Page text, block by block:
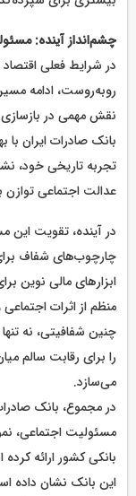
چشم‌انداز آینده:
در شرایط فعلی اقتصاد
روبه‌روست، ادامه
نقش مهمی در بازسازی
بانک صادرات ایران
تجربه تاریخی خود،
عدالت اجتماعی توازن
در آینده، تقویت این
چارچوب‌های شفاف
ابزارهای مالی نوین
منظم از اثرات
چنین شفافیتی، نه
را برای رقابت سالم
می‌سازد.
در مجموع، بانک
مسئولیت اجتماعی،
بانکی کشور ارائه
این بانک نشان داده